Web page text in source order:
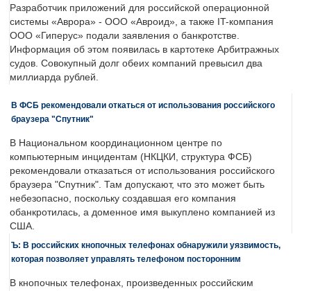
Разработчик приложений для российской операционной
системы «Аврора» - ООО «Авроид», а также IT-компания
ООО «Гиперус» подали заявления о банкротстве.
Информация об этом появилась в картотеке Арбитражных
судов. Совокупный долг обеих компаний превысил два
миллиарда рублей.
В ФСБ рекомендовали откаться от использования российского
браузера "Спутник"
В Национальном координационном центре по
компьютерным инцидентам (НКЦКИ, структура ФСБ)
рекомендовали отказаться от использования российского
браузера "Спутник". Там допускают, что это может быть
небезопасно, поскольку создавшая его компания
обанкротилась, а доменное имя выкуплено компанией из
США.
Ъ: В российских кнопочных телефонах обнаружили уязвимость,
которая позволяет управлять телефоном посторонним
В кнопочных телефонах, произведенных российским